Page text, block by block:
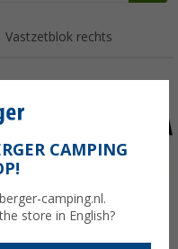
Vastzetblok rechts
CAMPING
camping.nl.
store in English?